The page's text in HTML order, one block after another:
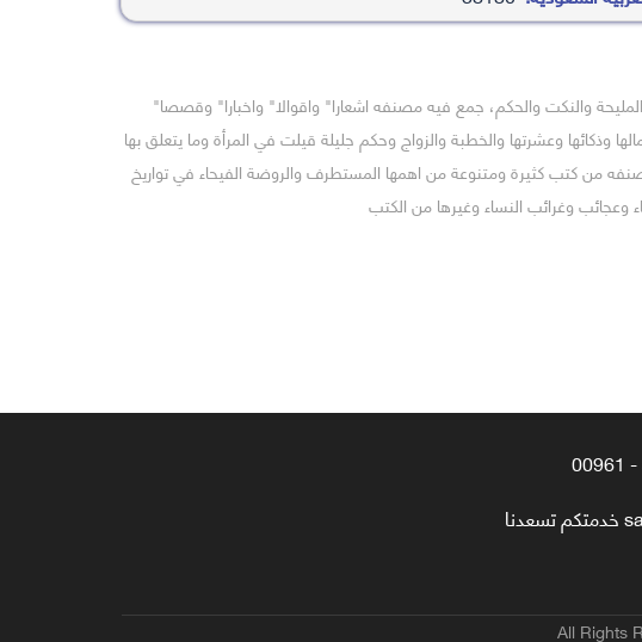
والنكت والحكم، جمع فيه مصنفه اشعارا" واقوالا" واخبارا" وقصصا"
وذكائها وعشرتها والخطبة والزواج وحكم جليلة قيلت في المرأة وما يتعلق بها
من كتب كثيرة ومتنوعة من اهمها المستطرف والروضة الفيحاء في تواريخ
وعجائب وغرائب النساء وغيرها من الكتب
All Rights